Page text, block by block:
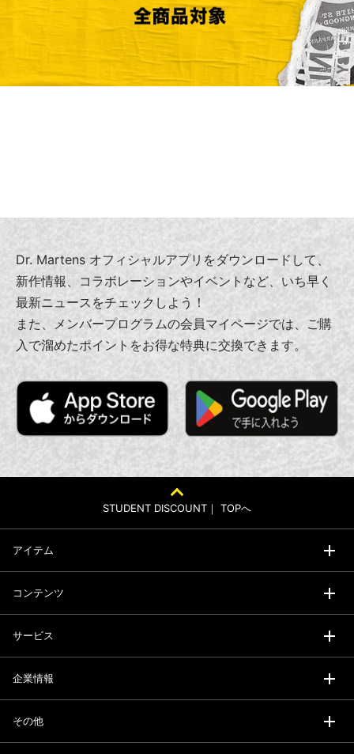
Dr. Martens オフィシャルアプリをダウンロードして、
新作情報、コラボレーションやイベントなど、いち早く
最新ニュースをチェックしよう！
また、メンバープログラムの会員マイページでは、ご購
入で溜めたポイントをお得な特典に交換できます。
STUDENT DISCOUNT｜ TOPへ
アイテム
コンテンツ
サービス
企業情報
その他